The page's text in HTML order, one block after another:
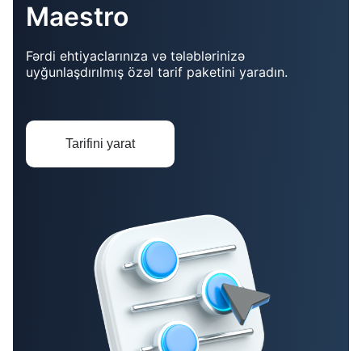
Maestro
Fərdi ehtiyaclarınıza və tələblərinizə
uyğunlaşdırılmış özəl tarif paketini yaradın.
Tarifini yarat